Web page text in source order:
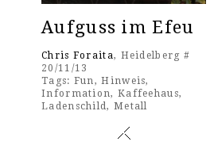
Aufguss im Efeu
Chris Foraita, Heidelberg #
20/11/13
Tags: Fun,Hinweis,
Information, Kaffeehaus,
Ladenschild, Metall